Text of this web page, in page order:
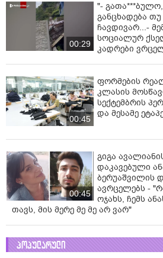
00:29
"-
განცხადება
ჩავდივარ...-
სოციალურ
კადრები
00:45
ფორმების
კლასის
სექტემბრის
და მესამე
00:45
გიგა
დაკავებული
ბერუაშვილის
ავრცელებს -
ოჯახს, ჩემს
თავს, მის მერე მე მე არ ვარ"
პოპულარული